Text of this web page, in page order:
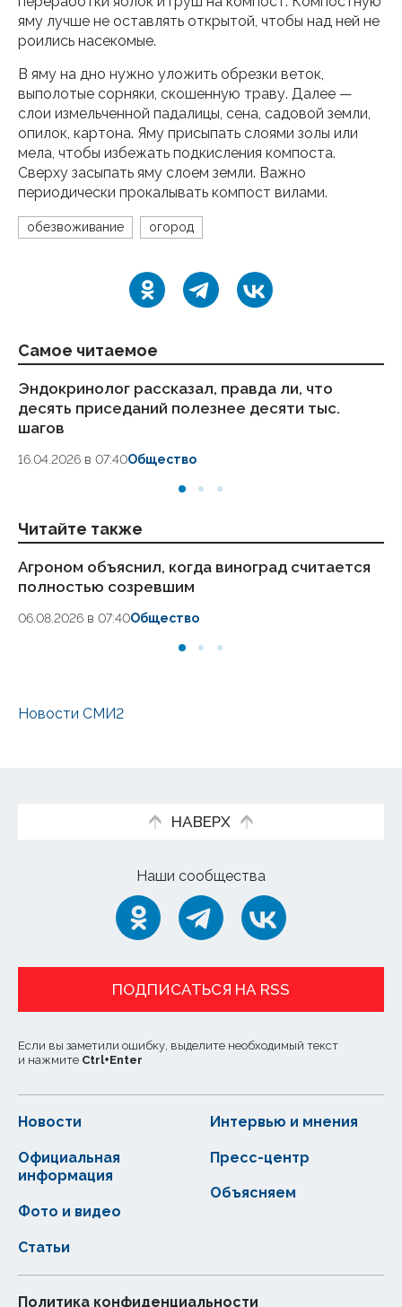
яму лучше не оставлять открытой, чтобы над ней не
роились насекомые.
В яму на дно нужно уложить обрезки веток,
выполотые сорняки, скошенную траву. Далее —
слои измельченной падалицы, сена, садовой земли,
опилок, картона. Яму присыпать слоями золы или
мела, чтобы избежать подкисления компоста.
Сверху засыпать яму слоем земли. Важно
периодически прокалывать компост вилами.
обезвоживание огород
Самое читаемое
Эндокринолог рассказал, правда ли, что
десять приседаний полезнее десяти тыс.
шагов
16.04.2026 в 07:40Общество
Читайте также
Агроном объяснил, когда виноград считается
полностью созревшим
06.08.2026 в 07:40Общество
Новости СМИ2
НАВЕРХ
Наши сообщества
ПОДПИСАТЬСЯ НА RSS
Если вы заметили ошибку, выделите необходимый текст
и нажмите Ctrl+Enter
Новости
Статьи
Официальная
информация
Интервью и мнения
Фото и видео
Пресс-центр
Объясняем
Политика конфиденциальности